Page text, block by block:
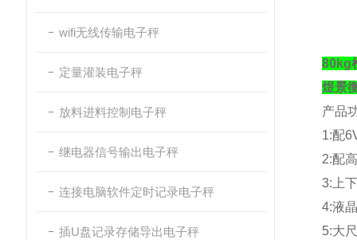
wifi无线传输电子秤
定量灌装电子秤
放料进料控制电子秤
继电器信号输出电子秤
连接电脑软件定时记录电子秤
插U盘记录存储导出电子秤
80kg
煜景
产品
1:配
2:配
3: 上
4:液
5:大